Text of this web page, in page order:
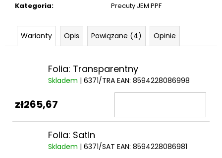
Kategoria: Precuty JEM PPF
Warianty Opis Powiązane (4) Opinie
Folia: Transparentny
Skladem | 6371/TRA EAN: 8594228086998
zł265,67
Folia: Satin
Skladem | 6371/SAT EAN: 8594228086981